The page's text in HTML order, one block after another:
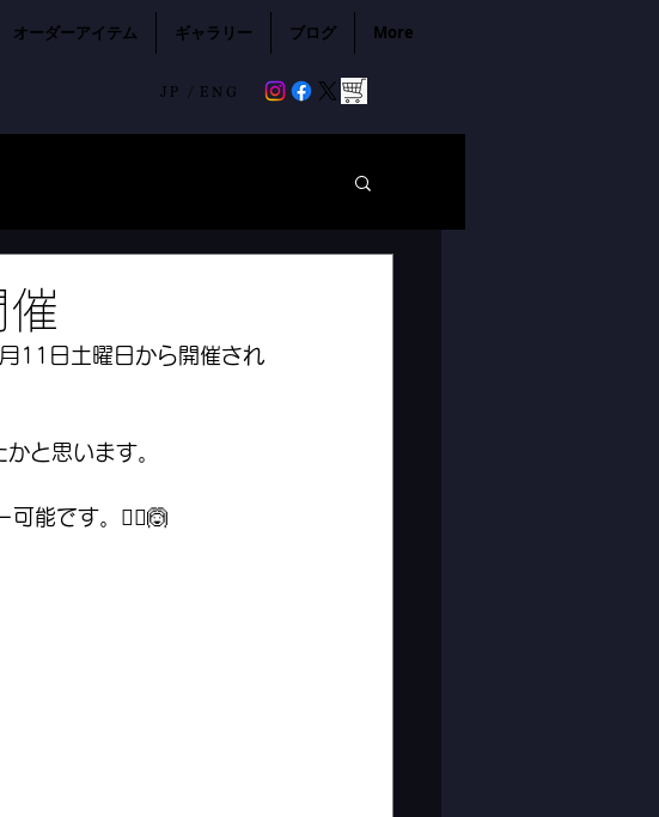
オーダーアイテム ギャラリー ブログ More
ENG
JP /
11日土曜日から開催され
と思います。
能です。🙆‍♂️🙆